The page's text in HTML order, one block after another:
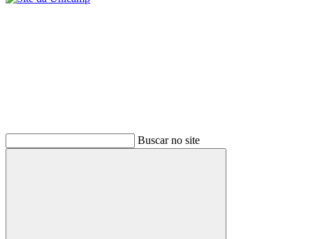
Buscar no site